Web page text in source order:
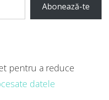
Abonează-te
pentru a reduce
datele